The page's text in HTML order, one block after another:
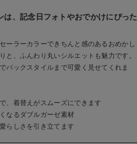
、記念日フォトやおでかけにぴった
ーラーカラーできちんと感のあるおめかし
と、ふんわり丸いシルエットも魅力です。
バックスタイルまで可愛く見せてくれま
、着替えがスムーズにできます
なるダブルガーゼ素材
らしさを引き立てます